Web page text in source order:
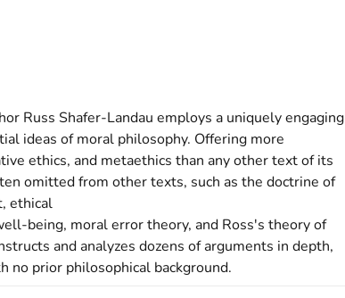
Russ Shafer-Landau employs a uniquely engaging
ideas of moral philosophy. Offering more
ethics, and metaethics than any other text of its
omitted from other texts, such as the doctrine of
ethical
being, moral error theory, and Ross's theory of
and analyzes dozens of arguments in depth,
no prior philosophical background.